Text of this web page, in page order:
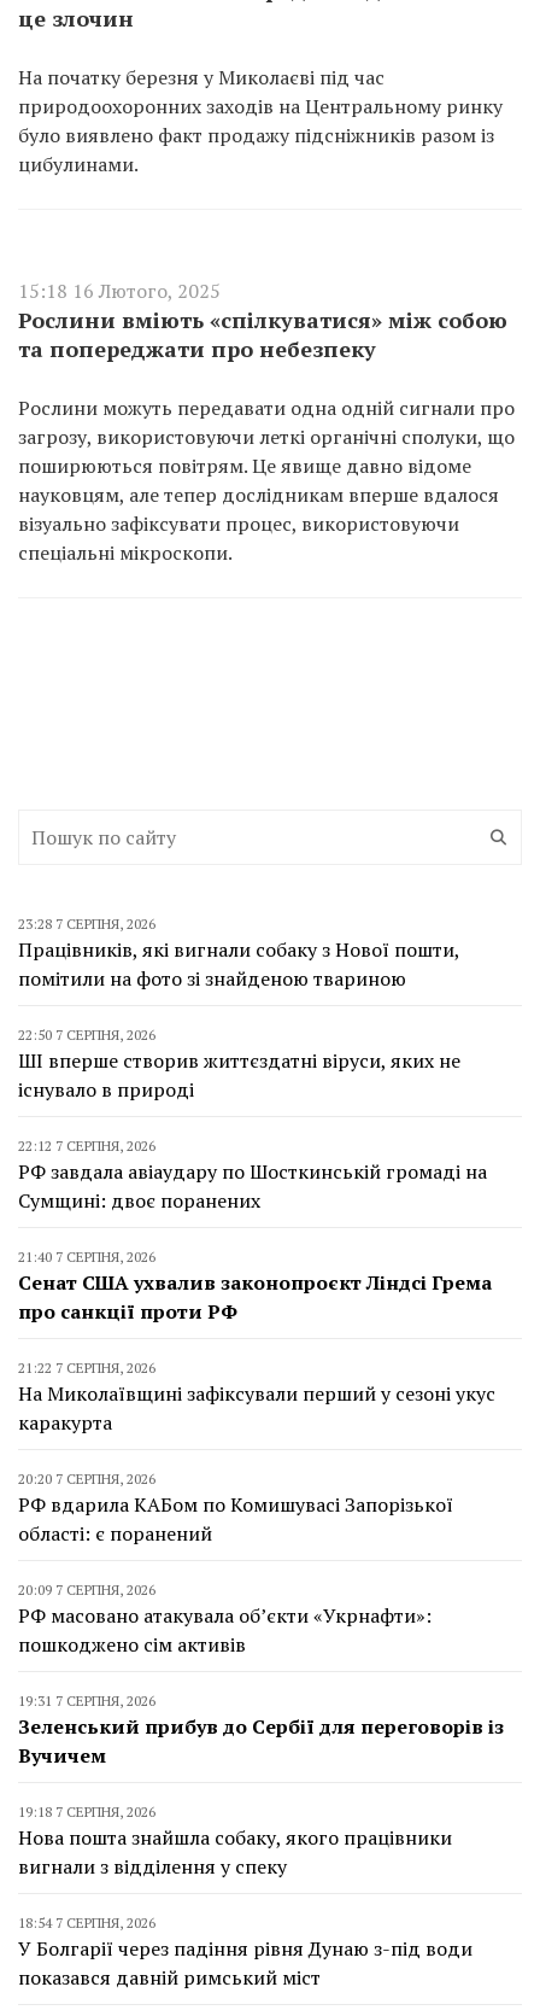
це злочин
На початку березня у Миколаєві під час
природоохоронних заходів на Центральному ринку
було виявлено факт продажу підсніжників разом із
цибулинами.
15:18 16 Лютого, 2025
Рослини вміють «спілкуватися» між собою
та попереджати про небезпеку
Рослини можуть передавати одна одній сигнали про
загрозу, використовуючи леткі органічні сполуки, що
поширюються повітрям. Це явище давно відоме
науковцям, але тепер дослідникам вперше вдалося
візуально зафіксувати процес, використовуючи
спеціальні мікроскопи.
23:28 7 СЕРПНЯ, 2026
Працівників, які вигнали собаку з Нової пошти,
помітили на фото зі знайденою твариною
22:50 7 СЕРПНЯ, 2026
ШІ вперше створив життєздатні віруси, яких не
існувало в природі
22:12 7 СЕРПНЯ, 2026
РФ завдала авіаудару по Шосткинській громаді на
Сумщині: двоє поранених
21:40 7 СЕРПНЯ, 2026
Сенат США ухвалив законопроєкт Ліндсі Грема
про санкції проти РФ
21:22 7 СЕРПНЯ, 2026
На Миколаївщині зафіксували перший у сезоні укус
каракурта
20:20 7 СЕРПНЯ, 2026
РФ вдарила КАБом по Комишувасі Запорізької
області: є поранений
20:09 7 СЕРПНЯ, 2026
РФ масовано атакувала об’єкти «Укрнафти»:
пошкоджено сім активів
19:31 7 СЕРПНЯ, 2026
Зеленський прибув до Сербії для переговорів із
Вучичем
19:18 7 СЕРПНЯ, 2026
Нова пошта знайшла собаку, якого працівники
вигнали з відділення у спеку
18:54 7 СЕРПНЯ, 2026
У Болгарії через падіння рівня Дунаю з-під води
показався давній римський міст